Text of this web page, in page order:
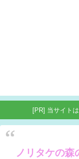
[PR] 当サイト
ノリタケの